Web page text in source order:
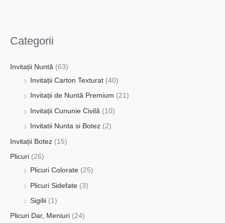
Categorii
Invitații Nuntă (63)
Invitații Carton Texturat (40)
Invitații de Nuntă Premium (21)
Invitații Cununie Civilă (10)
Invitatii Nunta si Botez (2)
Invitații Botez (15)
Plicuri (26)
Plicuri Colorate (25)
Plicuri Sidefate (3)
Sigilii (1)
Plicuri Dar, Meniuri (24)